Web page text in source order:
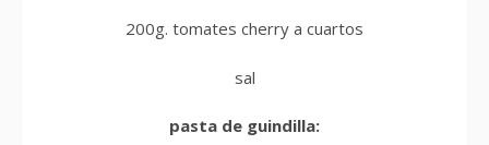
200g. tomates cherry a cuartos
sal
pasta de guindilla: